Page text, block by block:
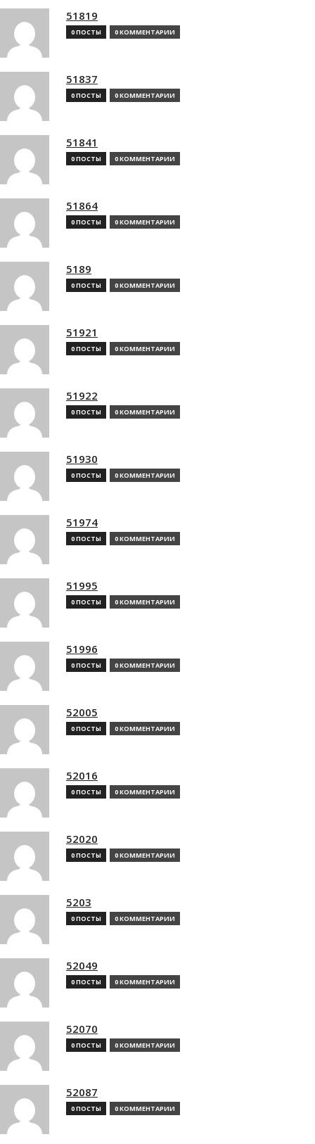
51819
0 ПОСТЫ 0 КОММЕНТАРИИ
51837
0 ПОСТЫ 0 КОММЕНТАРИИ
51841
0 ПОСТЫ 0 КОММЕНТАРИИ
51864
0 ПОСТЫ 0 КОММЕНТАРИИ
5189
0 ПОСТЫ 0 КОММЕНТАРИИ
51921
0 ПОСТЫ 0 КОММЕНТАРИИ
51922
0 ПОСТЫ 0 КОММЕНТАРИИ
51930
0 ПОСТЫ 0 КОММЕНТАРИИ
51974
0 ПОСТЫ 0 КОММЕНТАРИИ
51995
0 ПОСТЫ 0 КОММЕНТАРИИ
51996
0 ПОСТЫ 0 КОММЕНТАРИИ
52005
0 ПОСТЫ 0 КОММЕНТАРИИ
52016
0 ПОСТЫ 0 КОММЕНТАРИИ
52020
0 ПОСТЫ 0 КОММЕНТАРИИ
5203
0 ПОСТЫ 0 КОММЕНТАРИИ
52049
0 ПОСТЫ 0 КОММЕНТАРИИ
52070
0 ПОСТЫ 0 КОММЕНТАРИИ
52087
0 ПОСТЫ 0 КОММЕНТАРИИ